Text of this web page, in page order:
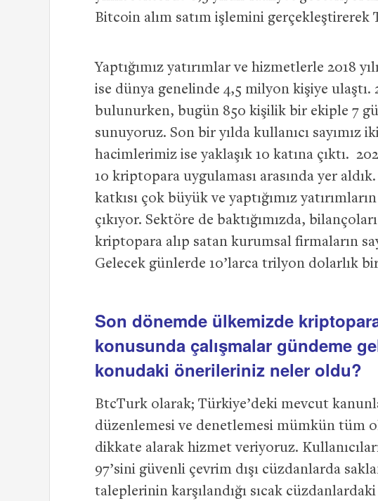
Bitcoin alım satım işlemini gerçekleştirerek
Yaptığımız yatırımlar ve hizmetlerle 2018
ise dünya genelinde 4,5 milyon kişiye ulaştı.
bulunurken, bugün 850 kişilik bir ekiple 7
sunuyoruz. Son bir yılda kullanıcı sayımız
hacimlerimiz ise yaklaşık 10 katına çıktı.
10 kriptopara uygulaması arasında yer
katkısı çok büyük ve yaptığımız
çıkıyor. Sektöre de baktığımızda,
kriptopara alıp satan kurumsal firmaların
Gelecek günlerde 10’larca trilyon dolarlık
Son dönemde ülkemizde
konusunda çalışmalar gündeme
konudaki önerileriniz neler oldu?
BtcTurk olarak; Türkiye’deki mevcut
düzenlemesi ve denetlemesi mümkün tüm
dikkate alarak hizmet veriyoruz.
97’sini güvenli çevrim dışı cüzdanlarda
taleplerinin karşılandığı sıcak